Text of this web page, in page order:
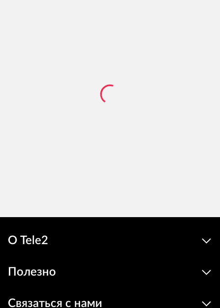
О Tele2
Полезно
Связаться с нами